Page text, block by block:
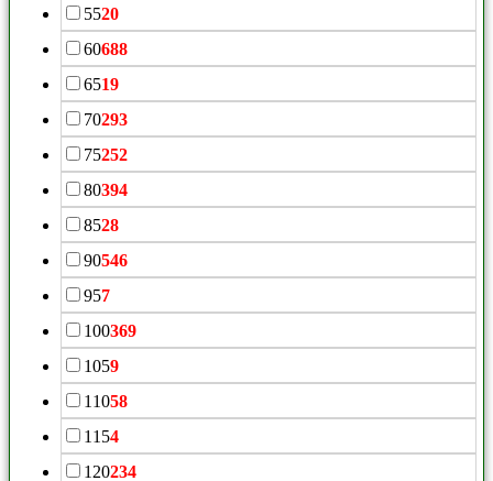
5520
60688
6519
70293
75252
80394
8528
90546
957
100369
1059
11058
1154
120234